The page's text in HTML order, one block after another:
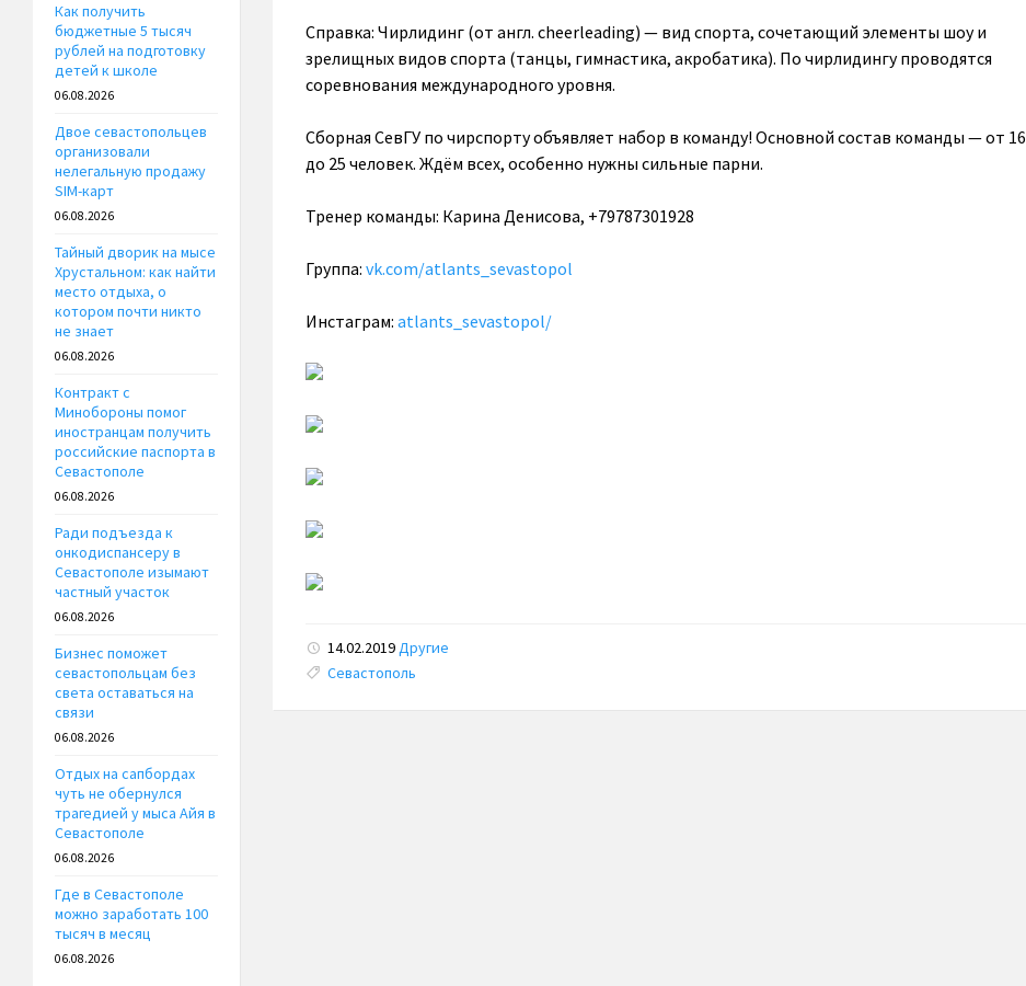
Справка: Чирлидинг (от англ. cheerleading) — вид спорта, сочетающий элементы шоу и
зрелищных видов спорта (танцы, гимнастика, акробатика). По чирлидингу проводятся
соревнования международного уровня.
Сборная СевГУ по чирспорту объявляет набор в команду! Основной состав команды — от 16
до 25 человек. Ждём всех, особенно нужны сильные парни.
Тренер команды: Карина Денисова, +79787301928
Группа: vk.com/atlants_sevastopol
Инстаграм: atlants_sevastopol/
14.02.2019Другие
Tags:
Севастополь
Как получить
бюджетные 5 тысяч
рублей на подготовку
детей к школе
06.08.2026
Двое севастопольцев
организовали
нелегальную продажу
SIM-карт
06.08.2026
Тайный дворик на мысе
Хрустальном: как найти
место отдыха, о
котором почти никто
не знает
06.08.2026
Контракт с
Минобороны помог
иностранцам получить
российские паспорта в
Севастополе
06.08.2026
Ради подъезда к
онкодиспансеру в
Севастополе изымают
частный участок
06.08.2026
Бизнес поможет
севастопольцам без
света оставаться на
связи
06.08.2026
Отдых на сапбордах
чуть не обернулся
трагедией у мыса Айя в
Севастополе
06.08.2026
Где в Севастополе
можно заработать 100
тысяч в месяц
06.08.2026